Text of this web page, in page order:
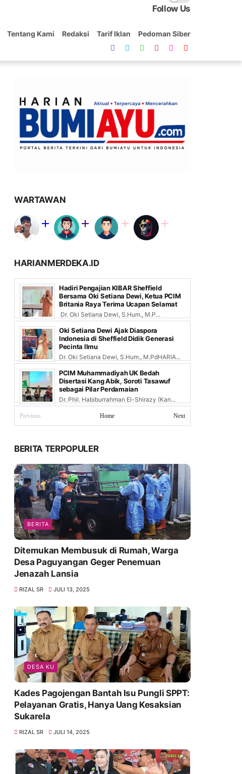
Follow Us
Tentang Kami Redaksi Tarif Iklan Pedoman Siber
WARTAWAN
HARIANMERDEKA.ID
Hadiri Pengajian KIBAR Sheffield
Bersama Oki Setiana Dewi, Ketua PCIM
Britania Raya Terima Ucapan Selamat
Dr. Oki Setiana Dewi, S.Hum., M.P...
Oki Setiana Dewi Ajak Diaspora
Indonesia di Sheffield Didik Generasi
Pecinta Ilmu
Dr. Oki Setiana Dewi, S.Hum., M.PdHARIA...
PCIM Muhammadiyah UK Bedah
Disertasi Kang Abik, Soroti Tasawuf
sebagai Pilar Perdamaian
Dr. Phil. Habiburrahman El-Shirazy (Kan...
Previous Next
Home
BERITA TERPOPULER
BERITA
Ditemukan Membusuk di Rumah, Warga
Desa Paguyangan Geger Penemuan
Jenazah Lansia
RIZAL SR JULI 13, 2025
DESA KU
Kades Pagojengan Bantah Isu Pungli SPPT:
Pelayanan Gratis, Hanya Uang Kesaksian
Sukarela
RIZAL SR JULI 14, 2025